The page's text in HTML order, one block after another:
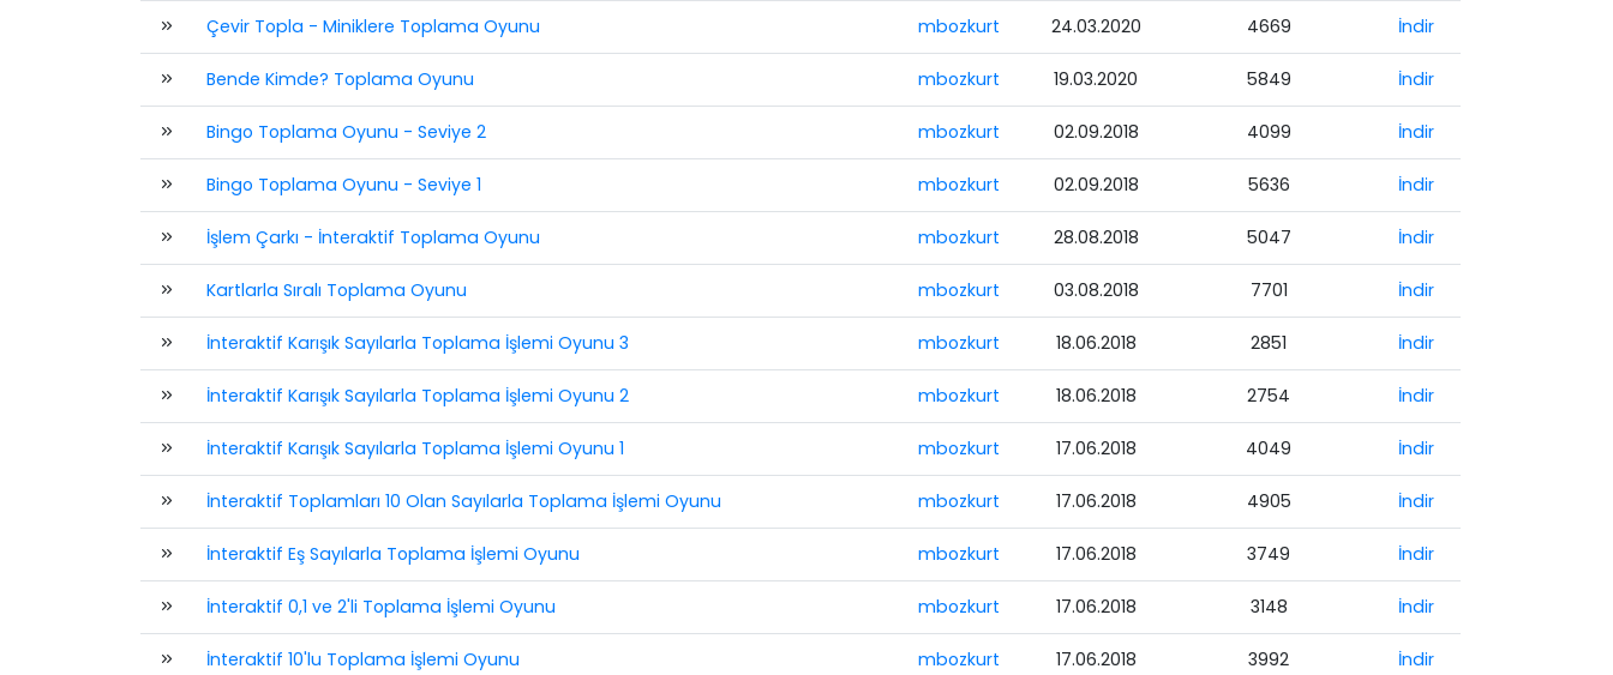
Çevir Topla - Miniklere Toplama Oyunu mbozkurt 24.03.2020 4669 İndir
Bende Kimde? Toplama Oyunu mbozkurt 19.03.2020 5849 İndir
Bingo Toplama Oyunu - Seviye 2 mbozkurt 02.09.2018 4099 İndir
Bingo Toplama Oyunu - Seviye 1 mbozkurt 02.09.2018 5636 İndir
İşlem Çarkı - İnteraktif Toplama Oyunu mbozkurt 28.08.2018 5047 İndir
Kartlarla Sıralı Toplama Oyunu mbozkurt 03.08.2018 7701 İndir
İnteraktif Karışık Sayılarla Toplama İşlemi Oyunu 3 mbozkurt 18.06.2018 2851 İndir
İnteraktif Karışık Sayılarla Toplama İşlemi Oyunu 2 mbozkurt 18.06.2018 2754 İndir
İnteraktif Karışık Sayılarla Toplama İşlemi Oyunu 1 mbozkurt 17.06.2018 4049 İndir
İnteraktif Toplamları 10 Olan Sayılarla Toplama İşlemi Oyunu mbozkurt 17.06.2018 4905 İndir
İnteraktif Eş Sayılarla Toplama İşlemi Oyunu mbozkurt 17.06.2018 3749 İndir
İnteraktif 0,1 ve 2'li Toplama İşlemi Oyunu mbozkurt 17.06.2018 3148 İndir
İnteraktif 10'lu Toplama İşlemi Oyunu mbozkurt 17.06.2018 3992 İndir